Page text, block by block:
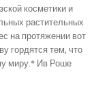
косметики и
растительных
на протяжении вот
гордятся тем, что
миру.* Ив Роше